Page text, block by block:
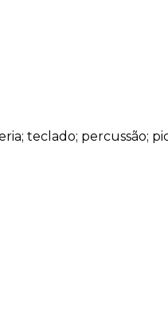
teclado; percussão;